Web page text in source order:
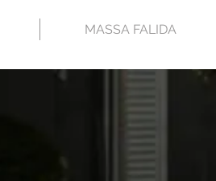
MASSA FALIDA